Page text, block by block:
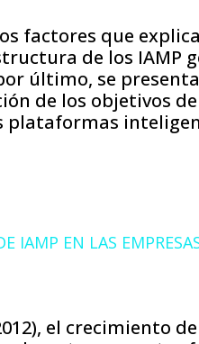
factores que
de los IAMP
último, se
de los objetivos
plataformas
IAMP EN LAS
el crecimiento